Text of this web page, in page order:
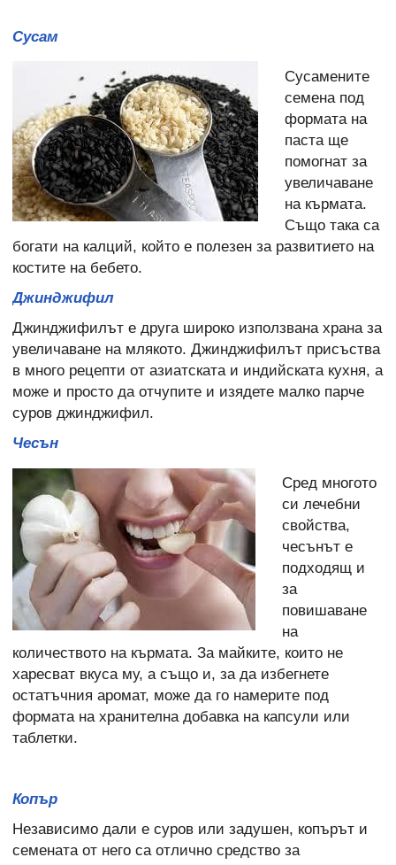
Сусам
Сусамените
семена под
формата на
паста ще
помогнат за
увеличаване
на кърмата.
Също така са
богати на калций, който е полезен за развитието на
костите на бебето.
Джинджифил
Джинджифилът е друга широко използвана храна за
увеличаване на млякото. Джинджифилът присъства
в много рецепти от азиатската и индийската кухня, а
може и просто да отчупите и изядете малко парче
суров джинджифил.
Чесън
Сред многото
си лечебни
свойства,
чесънът е
подходящ и
за
повишаване
на
количеството на кърмата. За майките, които не
харесват вкуса му, а също и, за да избегнете
остатъчния аромат, може да го намерите под
формата на хранителна добавка на капсули или
таблетки.
Копър
Независимо дали е суров или задушен, копърът и
семената от него са отлично средство за